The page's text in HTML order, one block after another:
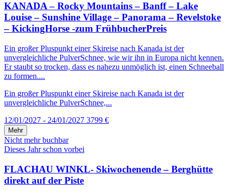
KANADA – Rocky Mountains – Banff – Lake
Louise – Sunshine Village – Panorama – Revelstoke
– KickingHorse -zum FrühbucherPreis
Ein großer Pluspunkt einer Skireise nach Kanada ist der
unvergleichliche PulverSchnee, wie wir ihn in Europa nicht kennen.
Er staubt so trocken, dass es nahezu unmöglich ist, einen Schneeball
zu formen....
Ein großer Pluspunkt einer Skireise nach Kanada ist der
unvergleichliche PulverSchnee,...
12/01/2027 - 24/01/2027 3799 €
Mehr
Nicht mehr buchbar
Dieses Jahr schon vorbei
FLACHAU WINKL- Skiwochenende – Berghütte
direkt auf der Piste